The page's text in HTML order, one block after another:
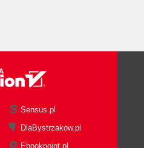
Sensus.pl
DlaBystrzakow.pl
Ebookpoint.pl